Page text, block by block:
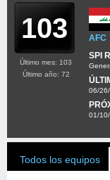
103
AFC
SPI
06/
01/
Último mes: 103
Último año: 72
Todos los equipos